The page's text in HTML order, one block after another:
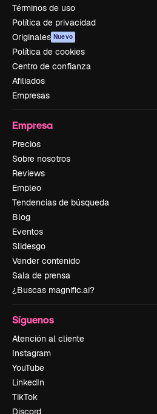
Términos de uso
Política de privacidad
Originales Nuevo
Política de cookies
Centro de confianza
Afiliados
Empresas
Empresa
Precios
Sobre nosotros
Reviews
Empleo
Tendencias de búsqueda
Blog
Eventos
Slidesgo
Vender contenido
Sala de prensa
¿Buscas magnific.ai?
Síguenos
Atención al cliente
Instagram
YouTube
LinkedIn
TikTok
Discord